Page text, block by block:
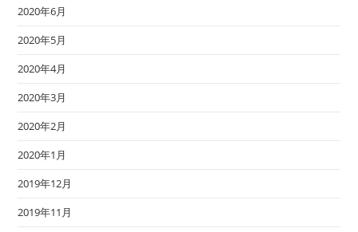
2020年6月
2020年5月
2020年4月
2020年3月
2020年2月
2020年1月
2019年12月
2019年11月